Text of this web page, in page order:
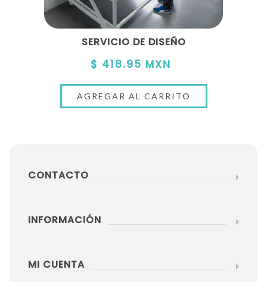
SERVICIO DE DISEÑO
$ 418.95 MXN
CONTACTO
INFORMACIÓN
MI CUENTA